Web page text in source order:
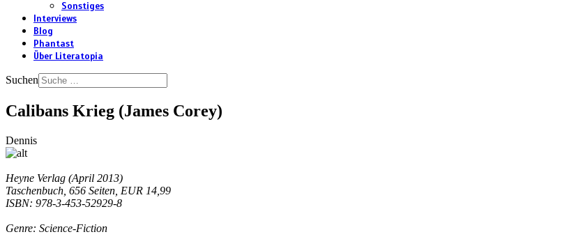
Sonstiges
Interviews
Blog
Phantast
Über Literatopia
Suchen
Calibans Krieg (James Corey)
Dennis
Heyne Verlag (April 2013)
Taschenbuch, 656 Seiten, EUR 14,99
ISBN: 978-3-453-52929-8
Genre: Science-Fiction